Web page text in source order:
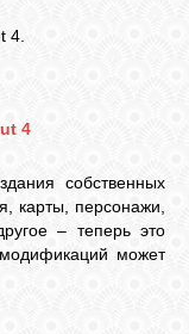
4.
4
собственных
карты, персонажи,
– теперь это
может